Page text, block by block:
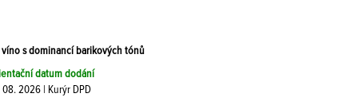
s dominancí barikových tónů
datum dodání
08. 2026 | Kurýr DPD